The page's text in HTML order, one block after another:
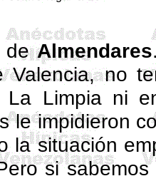
deAlmendares
Valencia, no
La Limpiani
le impidieron
la situación
si sabemos